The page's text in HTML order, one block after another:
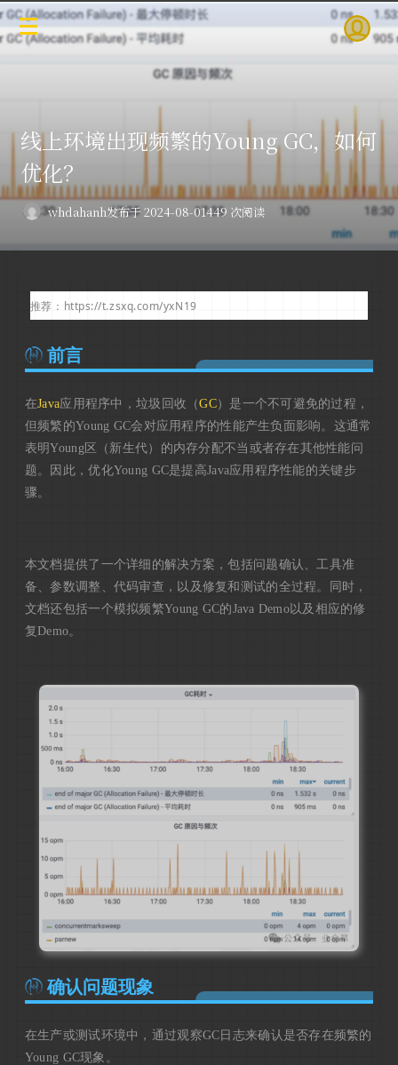
线上环境出现频繁的Young GC，如何
优化？
whdahanh发布于 2024-08-01449 次阅读
推荐：https://t.zsxq.com/yxN19
前言
在Java应用程序中，垃圾回收（GC）是一个不可避免的过程，
但频繁的Young GC会对应用程序的性能产生负面影响。这通常
表明Young区（新生代）的内存分配不当或者存在其他性能问
题。因此，优化Young GC是提高Java应用程序性能的关键步
骤。
本文档提供了一个详细的解决方案，包括问题确认、工具准
备、参数调整、代码审查，以及修复和测试的全过程。同时，
文档还包括一个模拟频繁Young GC的Java Demo以及相应的修
复Demo。
确认问题现象
在生产或测试环境中，通过观察GC日志来确认是否存在频繁的
Young GC现象。